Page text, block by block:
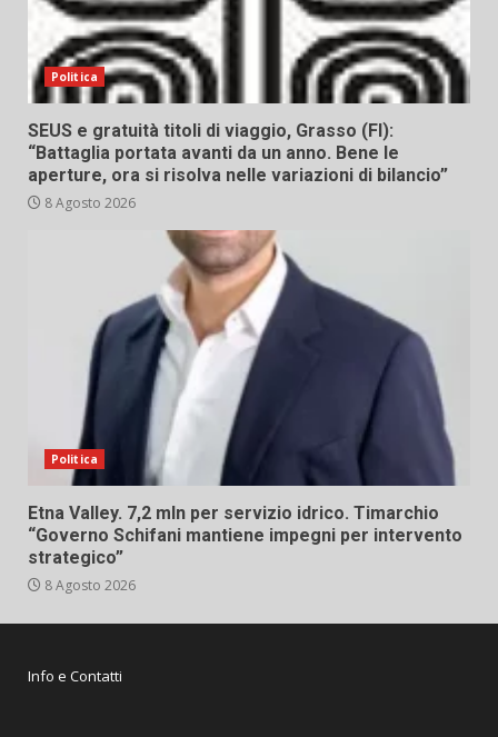
Politica
SEUS e gratuità titoli di viaggio, Grasso (FI):
“Battaglia portata avanti da un anno. Bene le
aperture, ora si risolva nelle variazioni di bilancio”
8 Agosto 2026
Politica
Etna Valley. 7,2 mln per servizio idrico. Timarchio
“Governo Schifani mantiene impegni per intervento
strategico”
8 Agosto 2026
Info e Contatti